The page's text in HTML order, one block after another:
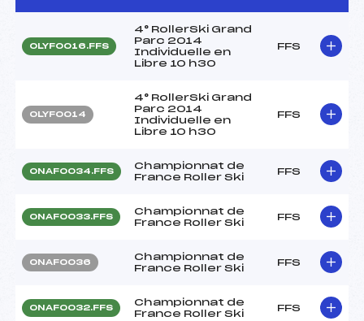
OLYF0016.FFS
4° RollerSki Grand
Parc 2014
Individuelle en
Libre 10 h30
FFS
OLYF0014
4° RollerSki Grand
Parc 2014
Individuelle en
Libre 10 h30
FFS
ONAF0034.FFS
Championnat de
France Roller Ski
FFS
ONAF0033.FFS
Championnat de
France Roller Ski
FFS
ONAF0036
Championnat de
France Roller Ski
FFS
ONAF0032.FFS
Championnat de
France Roller Ski
FFS